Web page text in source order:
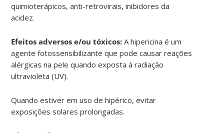
quimioterápicos, anti-retrovirais, inibidores da
acidez.
Efeitos adversos e/ou tóxicos: A hipericina é um
agente fotossensibilizante que pode causar reações
alérgicas na pele quando exposta à radiação
ultravioleta (UV).
Quando estiver em uso de hipérico, evitar
exposições solares prolongadas.